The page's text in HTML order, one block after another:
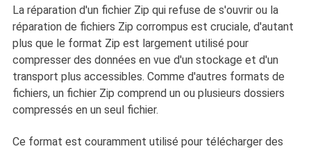
La réparation d'un fichier Zip qui refuse de s'ouvrir ou la
réparation de fichiers Zip corrompus est cruciale, d'autant
plus que le format Zip est largement utilisé pour
compresser des données en vue d'un stockage et d'un
transport plus accessibles. Comme d'autres formats de
fichiers, un fichier Zip comprend un ou plusieurs dossiers
compressés en un seul fichier.
Ce format est couramment utilisé pour télécharger des